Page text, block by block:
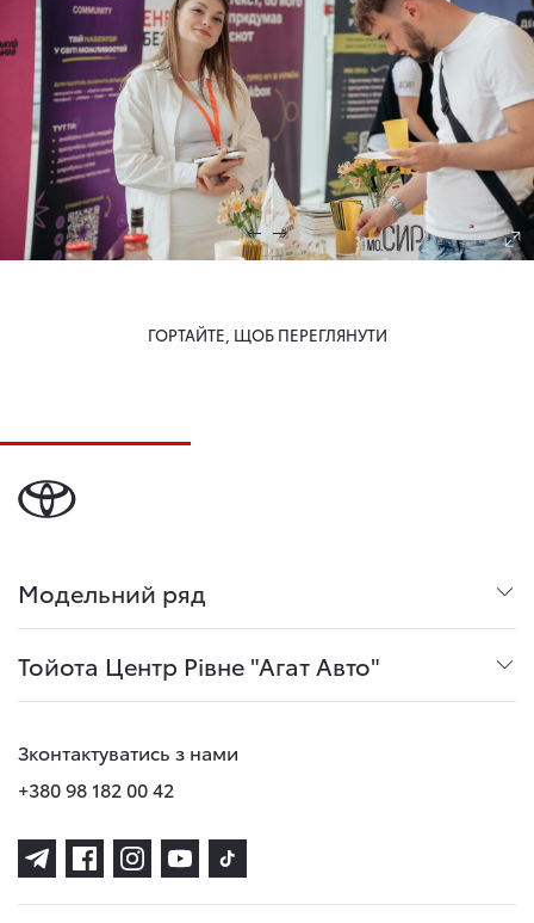
ГОРТАЙТЕ, ЩОБ ПЕРЕГЛЯНУТИ
Модельний ряд
Тойота Центр Рівне "Агат Авто"
Зконтактуватись з нами
+380 98 182 00 42